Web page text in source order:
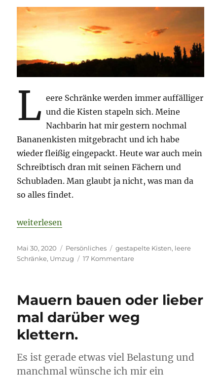
L eere Schränke werden immer auffälliger
und die Kisten stapeln sich. Meine
Nachbarin hat mir gestern nochmal
Bananenkisten mitgebracht und ich habe
wieder fleißig eingepackt. Heute war auch mein
Schreibtisch dran mit seinen Fächern und
Schubladen. Man glaubt ja nicht, was man da
so alles findet.
„Konfetti in der Schreibtischlade und leere
weiterlesen
Veröffentlicht
am
Mai 30, 2020 Kategorien
Persönliches Schlagwörter
gestapelte Kisten, leere
Schränke, Umzug 17 Kommentarezu
Schreibtischlade
leere
Mauern bauen oder lieber
mal darüber weg
klettern.
Es ist gerade etwas viel Belastung und
manchmal wünsche ich mir ein